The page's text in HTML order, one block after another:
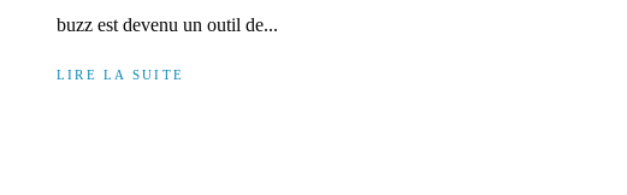
buzz est devenu un outil de...
LIRE LA SUITE